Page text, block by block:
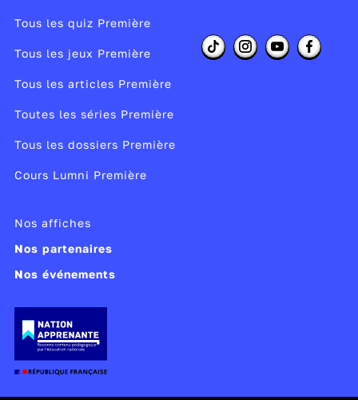
Tous les quiz Première
Tous les jeux Première
Tous les articles Première
Toutes les séries Première
Tous les dossiers Première
Cours Lumni Première
Nos affiches
Nos partenaires
Nos événements